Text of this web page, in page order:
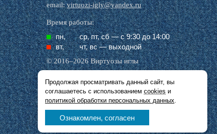
email:virtuozi-igly@yandex.ru
Время работы:
пн,
ср, пт, cб — с 9:30 до 14:00
вт,
чт, вс — выходной
© 2016–2026 Виртуозы иглы
Все названия производителей, символика и
описания, присутствующие в наших картинках
и тексте, используются исключительно в целях
идентификации.
Продолжая просматривать данный сайт, вы
соглашаетесь с использованием cookies и
политикой обработки персональных данных.
Ознакомлен, согласен